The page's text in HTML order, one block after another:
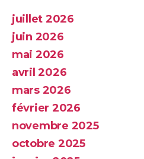
juillet 2026
juin 2026
mai 2026
avril 2026
mars 2026
février 2026
novembre 2025
octobre 2025